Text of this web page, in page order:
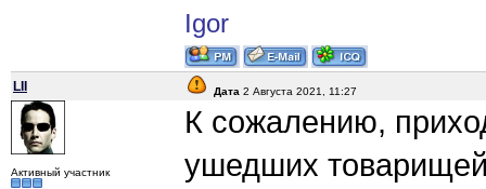
Igor
LII Дата 2 Августа 2021, 11:27
Активный участник
К сожалению,
ушедших